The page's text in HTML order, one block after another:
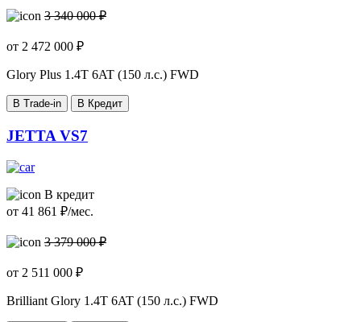
3 340 000 ₽
от 2 472 000 ₽
Glory Plus 1.4T 6AT (150 л.с.) FWD
В Trade-in В Кредит
JETTA VS7
В кредит
от 41 861 ₽/мес.
3 379 000 ₽
от 2 511 000 ₽
Brilliant Glory 1.4T 6AT (150 л.с.) FWD